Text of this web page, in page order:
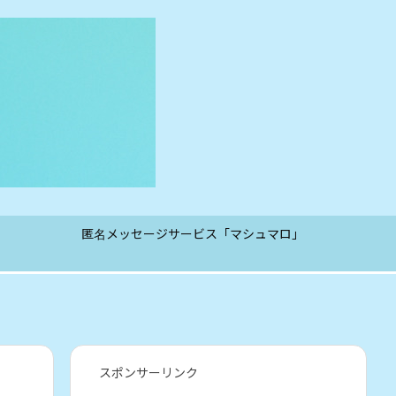
匿名メッセージサービス「マシュマロ」
スポンサーリンク